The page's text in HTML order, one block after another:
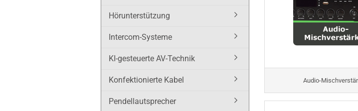
Audio-
Hörunterstützung
Intercom-Systeme
KI-gesteuerte AV-Technik
Konfektionierte Kabel
Pendellautsprecher